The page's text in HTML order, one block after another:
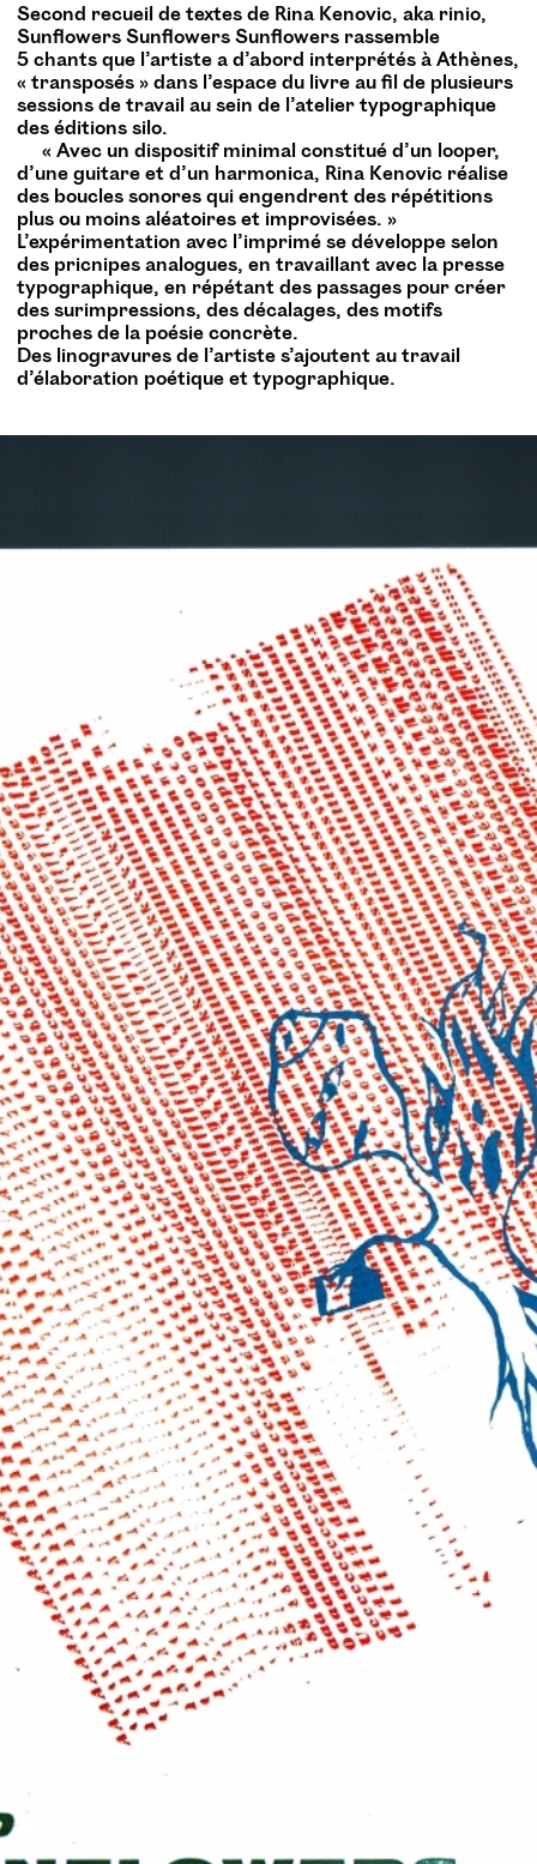
Second recueil de textes de Rina Kenovic, aka rinio,
Sunflowers Sunflowers Sunflowers rassemble
5 chants que l’artiste a d’abord interprétés à Athènes,
« transposés » dans l’espace du livre au fil de plusieurs
sessions de travail au sein de l’atelier typographique
des éditions silo.
« Avec un dispositif minimal constitué d’un looper,
d’une guitare et d’un harmonica, Rina Kenovic réalise
des boucles sonores qui engendrent des répétitions
plus ou moins aléatoires et improvisées. »
L’expérimentation avec l’imprimé se développe selon
des pricnipes analogues, en travaillant avec la presse
typographique, en répétant des passages pour créer
des surimpressions, des décalages, des motifs
proches de la poésie concrète.
Des linogravures de l’artiste s’ajoutent au travail
d’élaboration poétique et typographique.